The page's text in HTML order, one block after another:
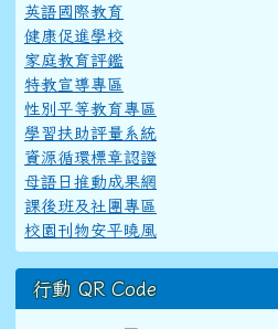
英語國際教育
健康促進學校
家庭教育評鑑
特教宣導專區
性別平等教育專區
學習扶助評量系統
資源循環標章認證
母語日推動成果網
課後班及社團專區
校園刊物安平曉風
行動 QR Code